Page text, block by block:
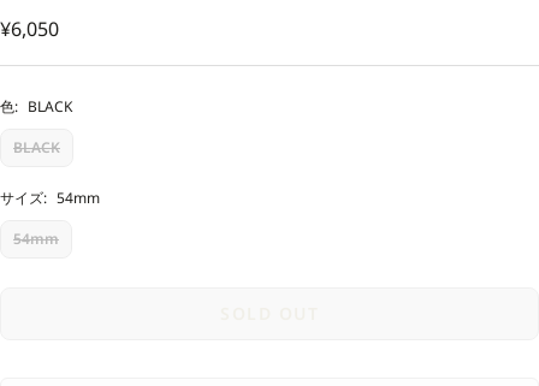
セ
ー
格
¥6,050
色: BLACK
BLACK
サイズ: 54mm
54mm